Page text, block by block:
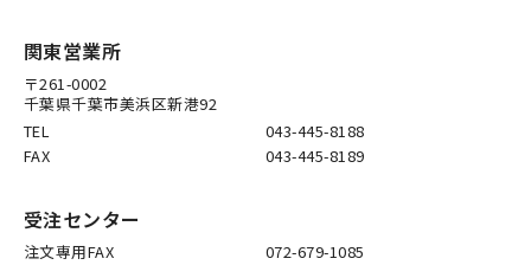
関東営業所
〒261-0002
千葉県千葉市美浜区新港92
TEL
043-445-8188
FAX
043-445-8189
受注センター
注文専用FAX 072-679-1085